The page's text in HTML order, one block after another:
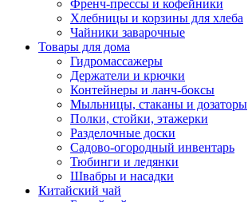
Френч-прессы и кофейники
Хлебницы и корзины для хлеба
Чайники заварочные
Товары для дома
Гидромассажеры
Держатели и крючки
Контейнеры и ланч-боксы
Мыльницы, стаканы и дозаторы
Полки, стойки, этажерки
Разделочные доски
Садово-огородный инвентарь
Тюбинги и ледянки
Швабры и насадки
Китайский чай